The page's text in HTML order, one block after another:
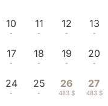
10
-
11
-
12
-
13
-
17
-
18
-
19
-
20
-
24
-
25
-
26
483 $
27
483 $